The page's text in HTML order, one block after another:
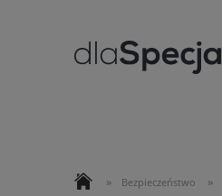
» Bezpieczeństwo »